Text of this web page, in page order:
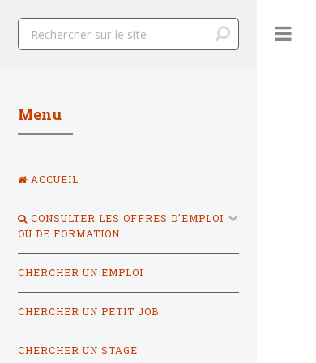
Menu
ACCUEIL
CONSULTER LES OFFRES D'EMPLOI
OU DE FORMATION
CHERCHER UN EMPLOI
CHERCHER UN PETIT JOB
CHERCHER UN STAGE